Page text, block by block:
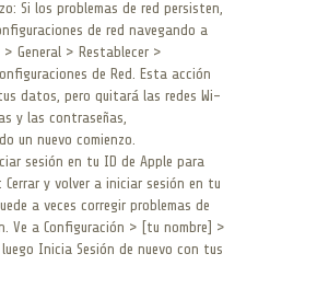
Si los problemas de red persisten,
de red navegando a
> General > Restablecer >
de Red. Esta acción
datos, pero quitará las redes Wi-
y las contraseñas,
un nuevo comienzo.
sesión en tu ID de Apple para
Cerrar y volver a iniciar sesión en tu
a veces corregir problemas de
Ve a Configuración > [tu nombre] >
luego Inicia Sesión de nuevo con tus